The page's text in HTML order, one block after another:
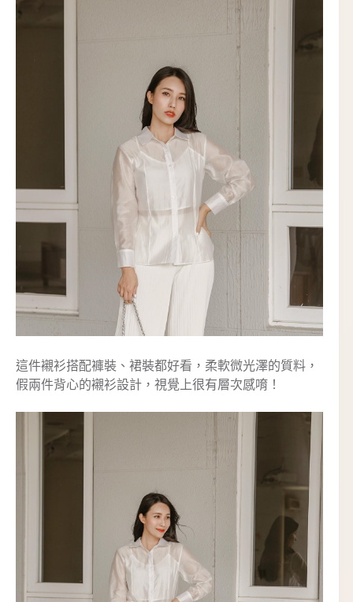
這件襯衫搭配褲裝、裙裝都好看，柔軟微光澤的質料，
假兩件背心的襯衫設計，視覺上很有層次感唷！